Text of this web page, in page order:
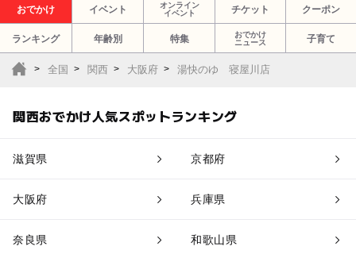
おでかけ イベント
オンライン
イベント
チケット クーポン
ランキング 年齢別 特集
おでかけ
ニュース
子育て
全国 関西 大阪府 湯快のゆ 寝屋川店
関西おでかけ人気スポットランキング
滋賀県 京都府
大阪府 兵庫県
奈良県 和歌山県